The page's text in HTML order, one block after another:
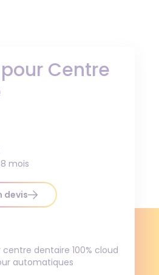
Centre
mois
devis
centre dentaire 100% cloud
automatiques